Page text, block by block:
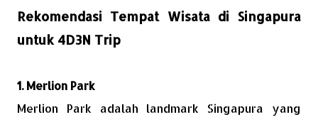
Rekomendasi Tempat Wisata di Singapura
untuk 4D3N Trip
1. Merlion Park
Merlion Park adalah landmark Singapura yang